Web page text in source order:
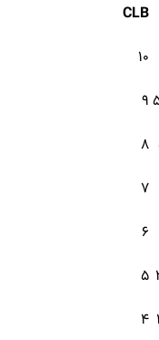
CLB
۱۰
۹
۸
۷
۵
۴